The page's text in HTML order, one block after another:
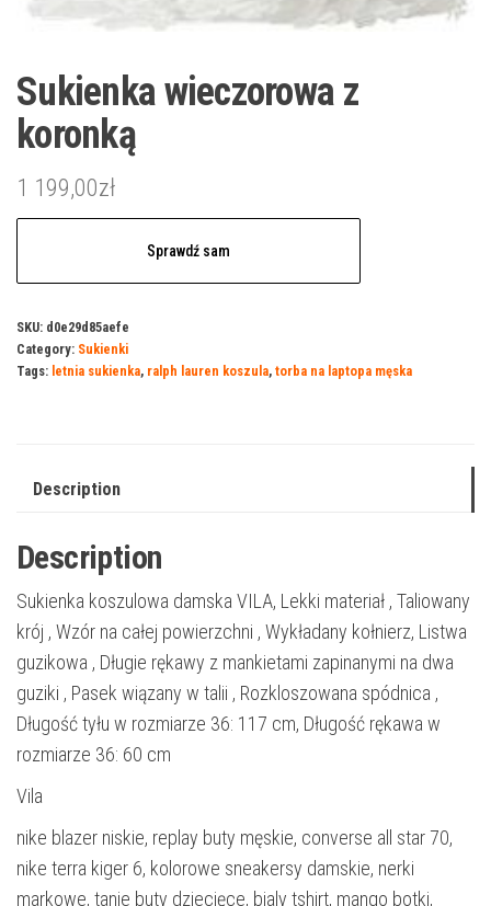
Sukienka wieczorowa z
koronką
1 199,00zł
Sprawdź sam
SKU: d0e29d85aefe
Category: Sukienki
Tags: letnia sukienka, ralph lauren koszula, torba na laptopa męska
Description
Description
Sukienka koszulowa damska VILA, Lekki materiał , Taliowany
krój , Wzór na całej powierzchni , Wykładany kołnierz, Listwa
guzikowa , Długie rękawy z mankietami zapinanymi na dwa
guziki , Pasek wiązany w talii , Rozkloszowana spódnica ,
Długość tyłu w rozmiarze 36: 117 cm, Długość rękawa w
rozmiarze 36: 60 cm
Vila
nike blazer niskie, replay buty męskie, converse all star 70,
nike terra kiger 6, kolorowe sneakersy damskie, nerki
markowe, tanie buty dziecięce, bialy tshirt, mango botki,